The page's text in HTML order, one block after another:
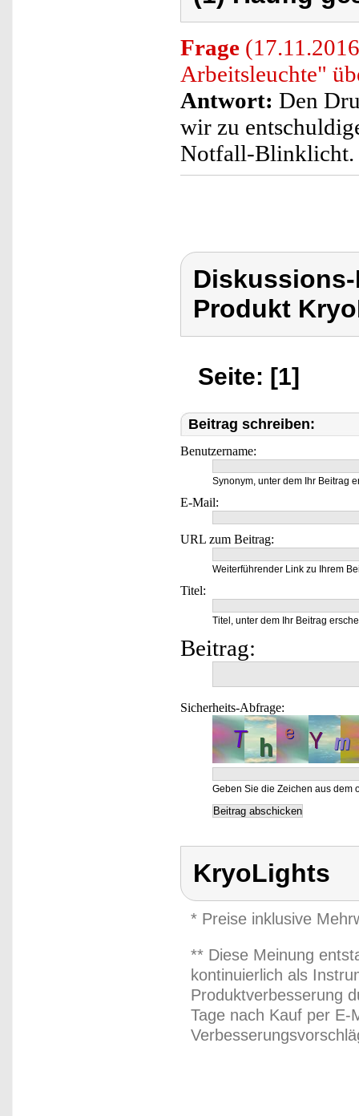
Frage
Arbeitsleuchte"
Antwort: Den
wir zu
Notfall-Blinklicht.
Produkt
Seite: [1]
Beitrag schreiben:
Benutzername:
Synonym, unter dem Ihr Beitrag
E-Mail:
URL zum Beitrag:
Weiterführender Link zu Ihrem
Titel:
Titel, unter dem Ihr Beitrag
Beitrag:
Sicherheits-Abfrage:
Geben Sie die Zeichen aus dem
KryoLights
* Preise inklusive
** Diese Meinung
kontinuierlich als
Produktverbesserung
Tage nach Kauf per E-